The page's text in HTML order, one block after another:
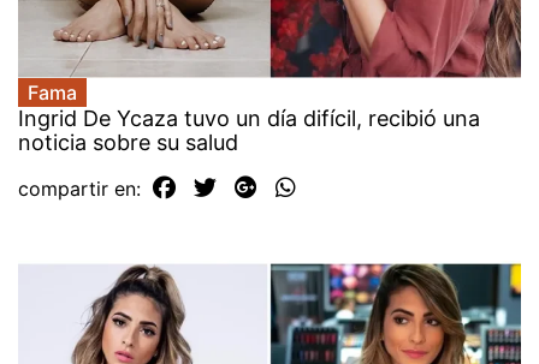
Fama
Ingrid De Ycaza tuvo un día difícil, recibió una
noticia sobre su salud
compartir en: